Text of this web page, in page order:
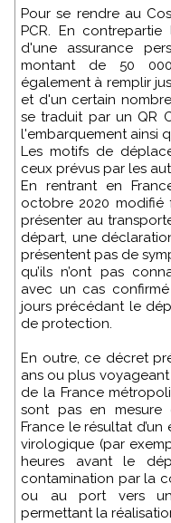
Pour se rendre au Costa Rica, il n'est plus besoin d'un
PCR. En
d'une assurance
montant de 50
également à remplir
et d'un certain
se traduit par un QR
l'embarquement ainsi
Les motifs de
ceux prévus par les
En rentrant en
octobre 2020 modifié
présenter au
départ, une
présentent pas de
qu’ils n’ont pas
avec un cas
jours précédant le
de protection.
En outre, ce décret
ans ou plus
de la France
sont pas en mesure
France le résultat
virologique (par
heures avant le
contamination par la
ou au port vers
permettant la